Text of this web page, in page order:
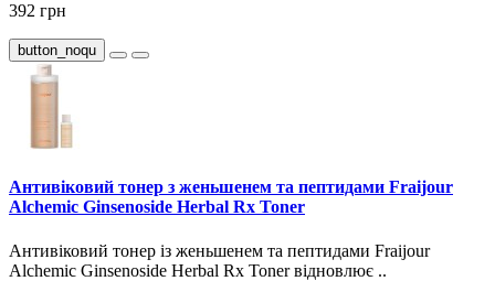
392 грн
button_noqu
Антивіковий тонер з женьшенем та пептидами Fraijour
Alchemic Ginsenoside Herbal Rx Toner
Антивіковий тонер із женьшенем та пептидами Fraijour
Alchemic Ginsenoside Herbal Rx Toner відновлює ..